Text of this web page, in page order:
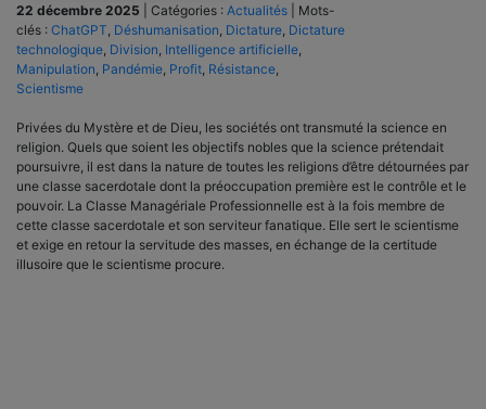
22 décembre 2025 Catégories : Actualités
Mots-
clés : ChatGPT Déshumanisation Dictature Dictature
technologique Division Intelligence artificielle
Manipulation Pandémie Profit Résistance
Scientisme
Privées du Mystère et de Dieu, les sociétés ont transmuté la science en
religion. Quels que soient les objectifs nobles que la science prétendait
poursuivre, il est dans la nature de toutes les religions d’être détournées par
une classe sacerdotale dont la préoccupation première est le contrôle et le
pouvoir. La Classe Managériale Professionnelle est à la fois membre de
cette classe sacerdotale et son serviteur fanatique. Elle sert le scientisme
et exige en retour la servitude des masses, en échange de la certitude
illusoire que le scientisme procure.